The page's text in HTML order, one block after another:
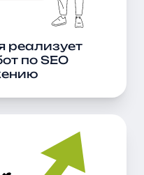
реализует
по SEO